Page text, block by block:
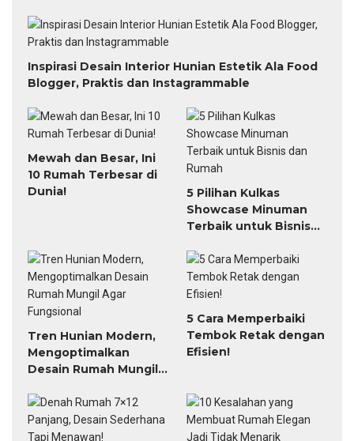
Inspirasi Desain Interior Hunian Estetik Ala Food
Blogger, Praktis dan Instagrammable
Mewah dan Besar, Ini
10 Rumah Terbesar di
Dunia!
5 Pilihan Kulkas
Showcase Minuman
Terbaik untuk Bisnis
Tren Hunian Modern,
Mengoptimalkan
Desain Rumah Mungil
5 Cara Memperbaiki
Tembok Retak dengan
Efisien!